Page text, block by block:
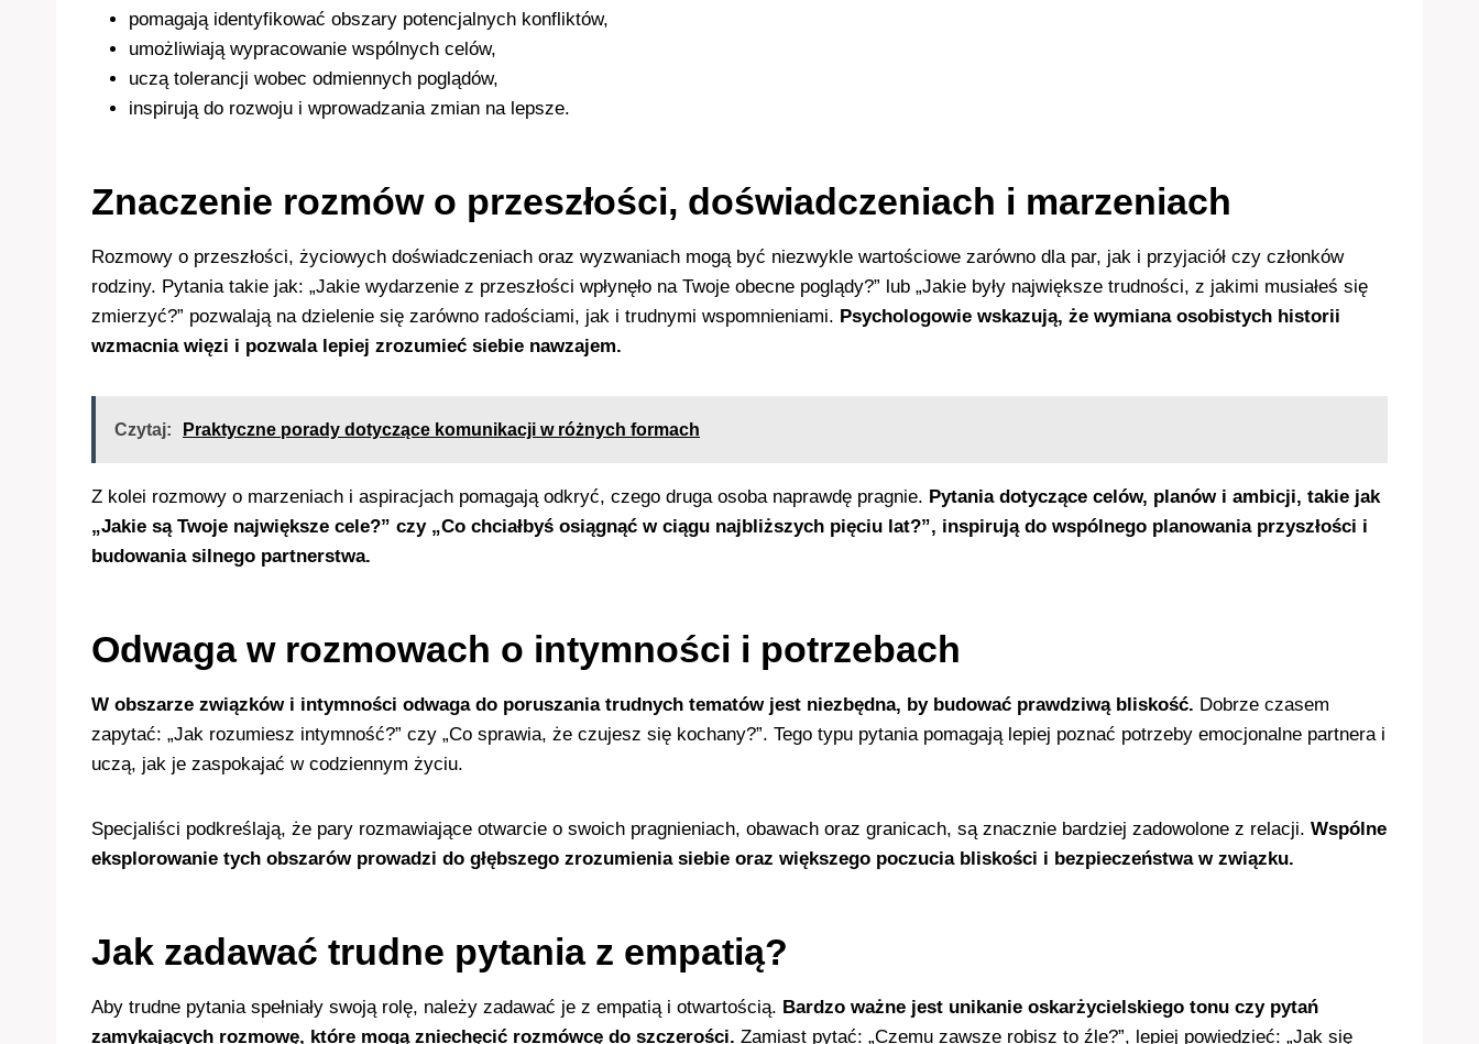
pomagają identyfikować obszary potencjalnych konfliktów,
umożliwiają wypracowanie wspólnych celów,
uczą tolerancji wobec odmiennych poglądów,
inspirują do rozwoju i wprowadzania zmian na lepsze.
Znaczenie rozmów o przeszłości, doświadczeniach i marzeniach
Rozmowy o przeszłości, życiowych doświadczeniach oraz wyzwaniach mogą być niezwykle wartościowe zarówno dla par, jak i przyjaciół czy członków
rodziny. Pytania takie jak: „Jakie wydarzenie z przeszłości wpłynęło na Twoje obecne poglądy?” lub „Jakie były największe trudności, z jakimi musiałeś się
zmierzyć?” pozwalają na dzielenie się zarówno radościami, jak i trudnymi wspomnieniami. Psychologowie wskazują, że wymiana osobistych historii
wzmacnia więzi i pozwala lepiej zrozumieć siebie nawzajem.
Czytaj: Praktyczne porady dotyczące komunikacji w różnych formach
Z kolei rozmowy o marzeniach i aspiracjach pomagają odkryć, czego druga osoba naprawdę pragnie. Pytania dotyczące celów, planów i ambicji, takie jak
„Jakie są Twoje największe cele?” czy „Co chciałbyś osiągnąć w ciągu najbliższych pięciu lat?”, inspirują do wspólnego planowania przyszłości i
budowania silnego partnerstwa.
Odwaga w rozmowach o intymności i potrzebach
W obszarze związków i intymności odwaga do poruszania trudnych tematów jest niezbędna, by budować prawdziwą bliskość. Dobrze czasem
zapytać: „Jak rozumiesz intymność?” czy „Co sprawia, że czujesz się kochany?”. Tego typu pytania pomagają lepiej poznać potrzeby emocjonalne partnera i
uczą, jak je zaspokajać w codziennym życiu.
Specjaliści podkreślają, że pary rozmawiające otwarcie o swoich pragnieniach, obawach oraz granicach, są znacznie bardziej zadowolone z relacji. Wspólne
eksplorowanie tych obszarów prowadzi do głębszego zrozumienia siebie oraz większego poczucia bliskości i bezpieczeństwa w związku.
Jak zadawać trudne pytania z empatią?
Aby trudne pytania spełniały swoją rolę, należy zadawać je z empatią i otwartością. Bardzo ważne jest unikanie oskarżycielskiego tonu czy pytań
zamykających rozmowę, które mogą zniechęcić rozmówcę do szczerości. Zamiast pytać: „Czemu zawsze robisz to źle?”, lepiej powiedzieć: „Jak się